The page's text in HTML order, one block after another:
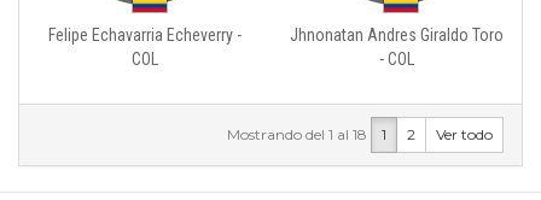
Felipe Echavarria Echeverry -
COL
Jhnonatan Andres Giraldo Toro
- COL
Mostrando del 1 al 18 1 2 Ver todo